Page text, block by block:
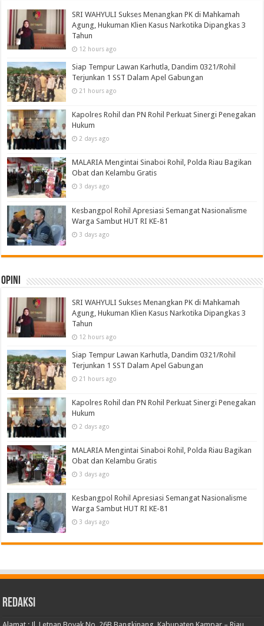
SRI WAHYULI Sukses Menangkan PK di Mahkamah
Agung, Hukuman Klien Kasus Narkotika Dipangkas 3
Tahun
12 hours ago
Siap Tempur Lawan Karhutla, Dandim 0321/Rohil
Terjunkan 1 SST Dalam Apel Gabungan
21 hours ago
Kapolres Rohil dan PN Rohil Perkuat Sinergi Penegakan
Hukum
2 days ago
MALARIA Mengintai Sinaboi Rohil, Polda Riau Bagikan
Obat dan Kelambu Gratis
3 days ago
Kesbangpol Rohil Apresiasi Semangat Nasionalisme
Warga Sambut HUT RI KE-81
3 days ago
Opini
SRI WAHYULI Sukses Menangkan PK di Mahkamah
Agung, Hukuman Klien Kasus Narkotika Dipangkas 3
Tahun
12 hours ago
Siap Tempur Lawan Karhutla, Dandim 0321/Rohil
Terjunkan 1 SST Dalam Apel Gabungan
21 hours ago
Kapolres Rohil dan PN Rohil Perkuat Sinergi Penegakan
Hukum
2 days ago
MALARIA Mengintai Sinaboi Rohil, Polda Riau Bagikan
Obat dan Kelambu Gratis
3 days ago
Kesbangpol Rohil Apresiasi Semangat Nasionalisme
Warga Sambut HUT RI KE-81
3 days ago
Redaksi